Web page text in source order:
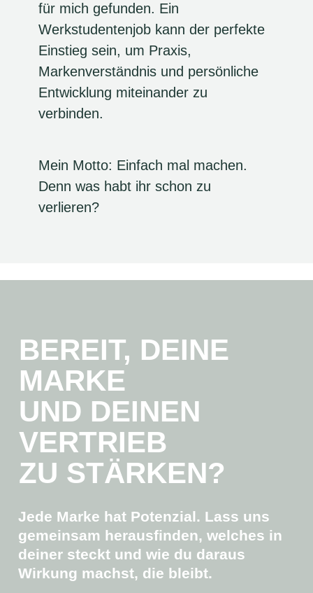
für mich gefunden. Ein
Werkstudentenjob kann der perfekte
Einstieg sein, um Praxis,
Markenverständnis und persönliche
Entwicklung miteinander zu
verbinden.
Mein Motto: Einfach mal machen.
Denn was habt ihr schon zu
verlieren?
BEREIT, DEINE
MARKE
UND DEINEN
VERTRIEB
ZU STÄRKEN?
Jede Marke hat Potenzial. Lass uns
gemeinsam herausfinden, welches in
deiner steckt und wie du daraus
Wirkung machst, die bleibt.